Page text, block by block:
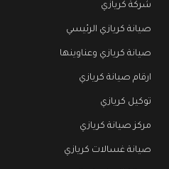
شركة كريازي
صيانة كريازي الرئيسي
صيانة كريازي وعناوينها
ارقام صيانة كريازي
توكيل كريازي
مركز صيانة كريازي
صيانة غسالات كريازي